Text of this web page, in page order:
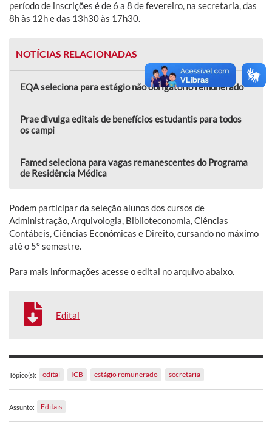
período de inscrições é de 6 a 8 de fevereiro, na secretaria, das
8h às 12h e das 13h30 às 17h30.
NOTÍCIAS RELACIONADAS
EQA seleciona para estágio não obrigatório remunerado
Prae divulga editais de benefícios estudantis para todos
os campi
Famed seleciona para vagas remanescentes do Programa
de Residência Médica
Podem participar da seleção alunos dos cursos de
Administração, Arquivologia, Biblioteconomia, Ciências
Contábeis, Ciências Econômicas e Direito, cursando no máximo
até o 5º semestre.
Para mais informações acesse o edital no arquivo abaixo.
Edital
Tópico(s): edital ICB estágio remunerado secretaria
Assunto: Editais